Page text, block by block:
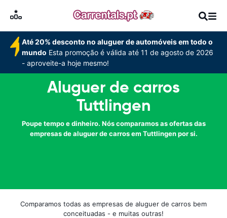
Até 20% desconto no aluguer de automóveis em todo o
mundo Esta promoção é válida até 11 de agosto de 2026
- aproveite-a hoje mesmo!
Aluguer de carros
Tuttlingen
Poupe tempo e dinheiro. Nós comparamos as ofertas das
empresas de aluguer de carros em Tuttlingen por si.
Comparamos todas as empresas de aluguer de carros bem
conceituadas - e muitas outras!